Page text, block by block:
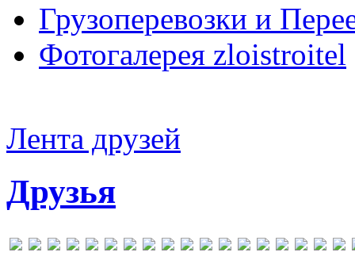
Грузоперевозки и
Фотогалерея zloistroitel
Лента друзей
Друзья